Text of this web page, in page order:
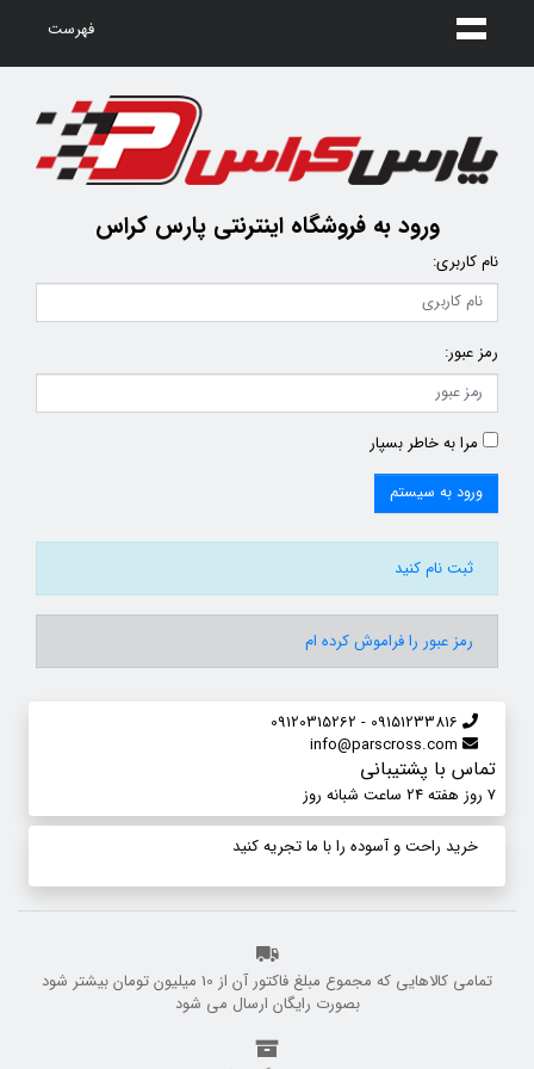
فهرست
ورود بهفروشگاه اینترنتی پارس کراس
نام کاربری:
رمز عبور:
مرا به خاطر بسپار
ورود به سیستم
ثبت نام کنید
رمز عبور را فراموش کرده ام
09151233816 - 09120315262
info@parscross.com
تماس با پشتیبانی
7 روز هفته 24 ساعت شبانه روز
خرید راحت و آسوده را با ما تجریه کنید
تمامی کالاهایی که مجموع مبلغ فاکتور آن از 10 میلیون تومان بیشتر شود
بصورت رایگان ارسال می شود